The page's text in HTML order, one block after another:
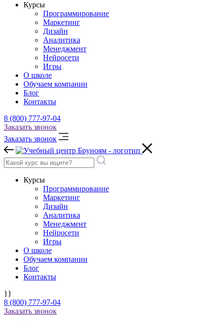
Курсы
Программирование
Маркетинг
Дизайн
Аналитика
Менеджмент
Нейросети
Игры
О школе
Обучаем компании
Блог
Контакты
8 (800) 777-97-04
Заказать звонок
Заказать звонок
Курсы
Программирование
Маркетинг
Дизайн
Аналитика
Менеджмент
Нейросети
Игры
О школе
Обучаем компании
Блог
Контакты
}}
8 (800) 777-97-04
Заказать звонок